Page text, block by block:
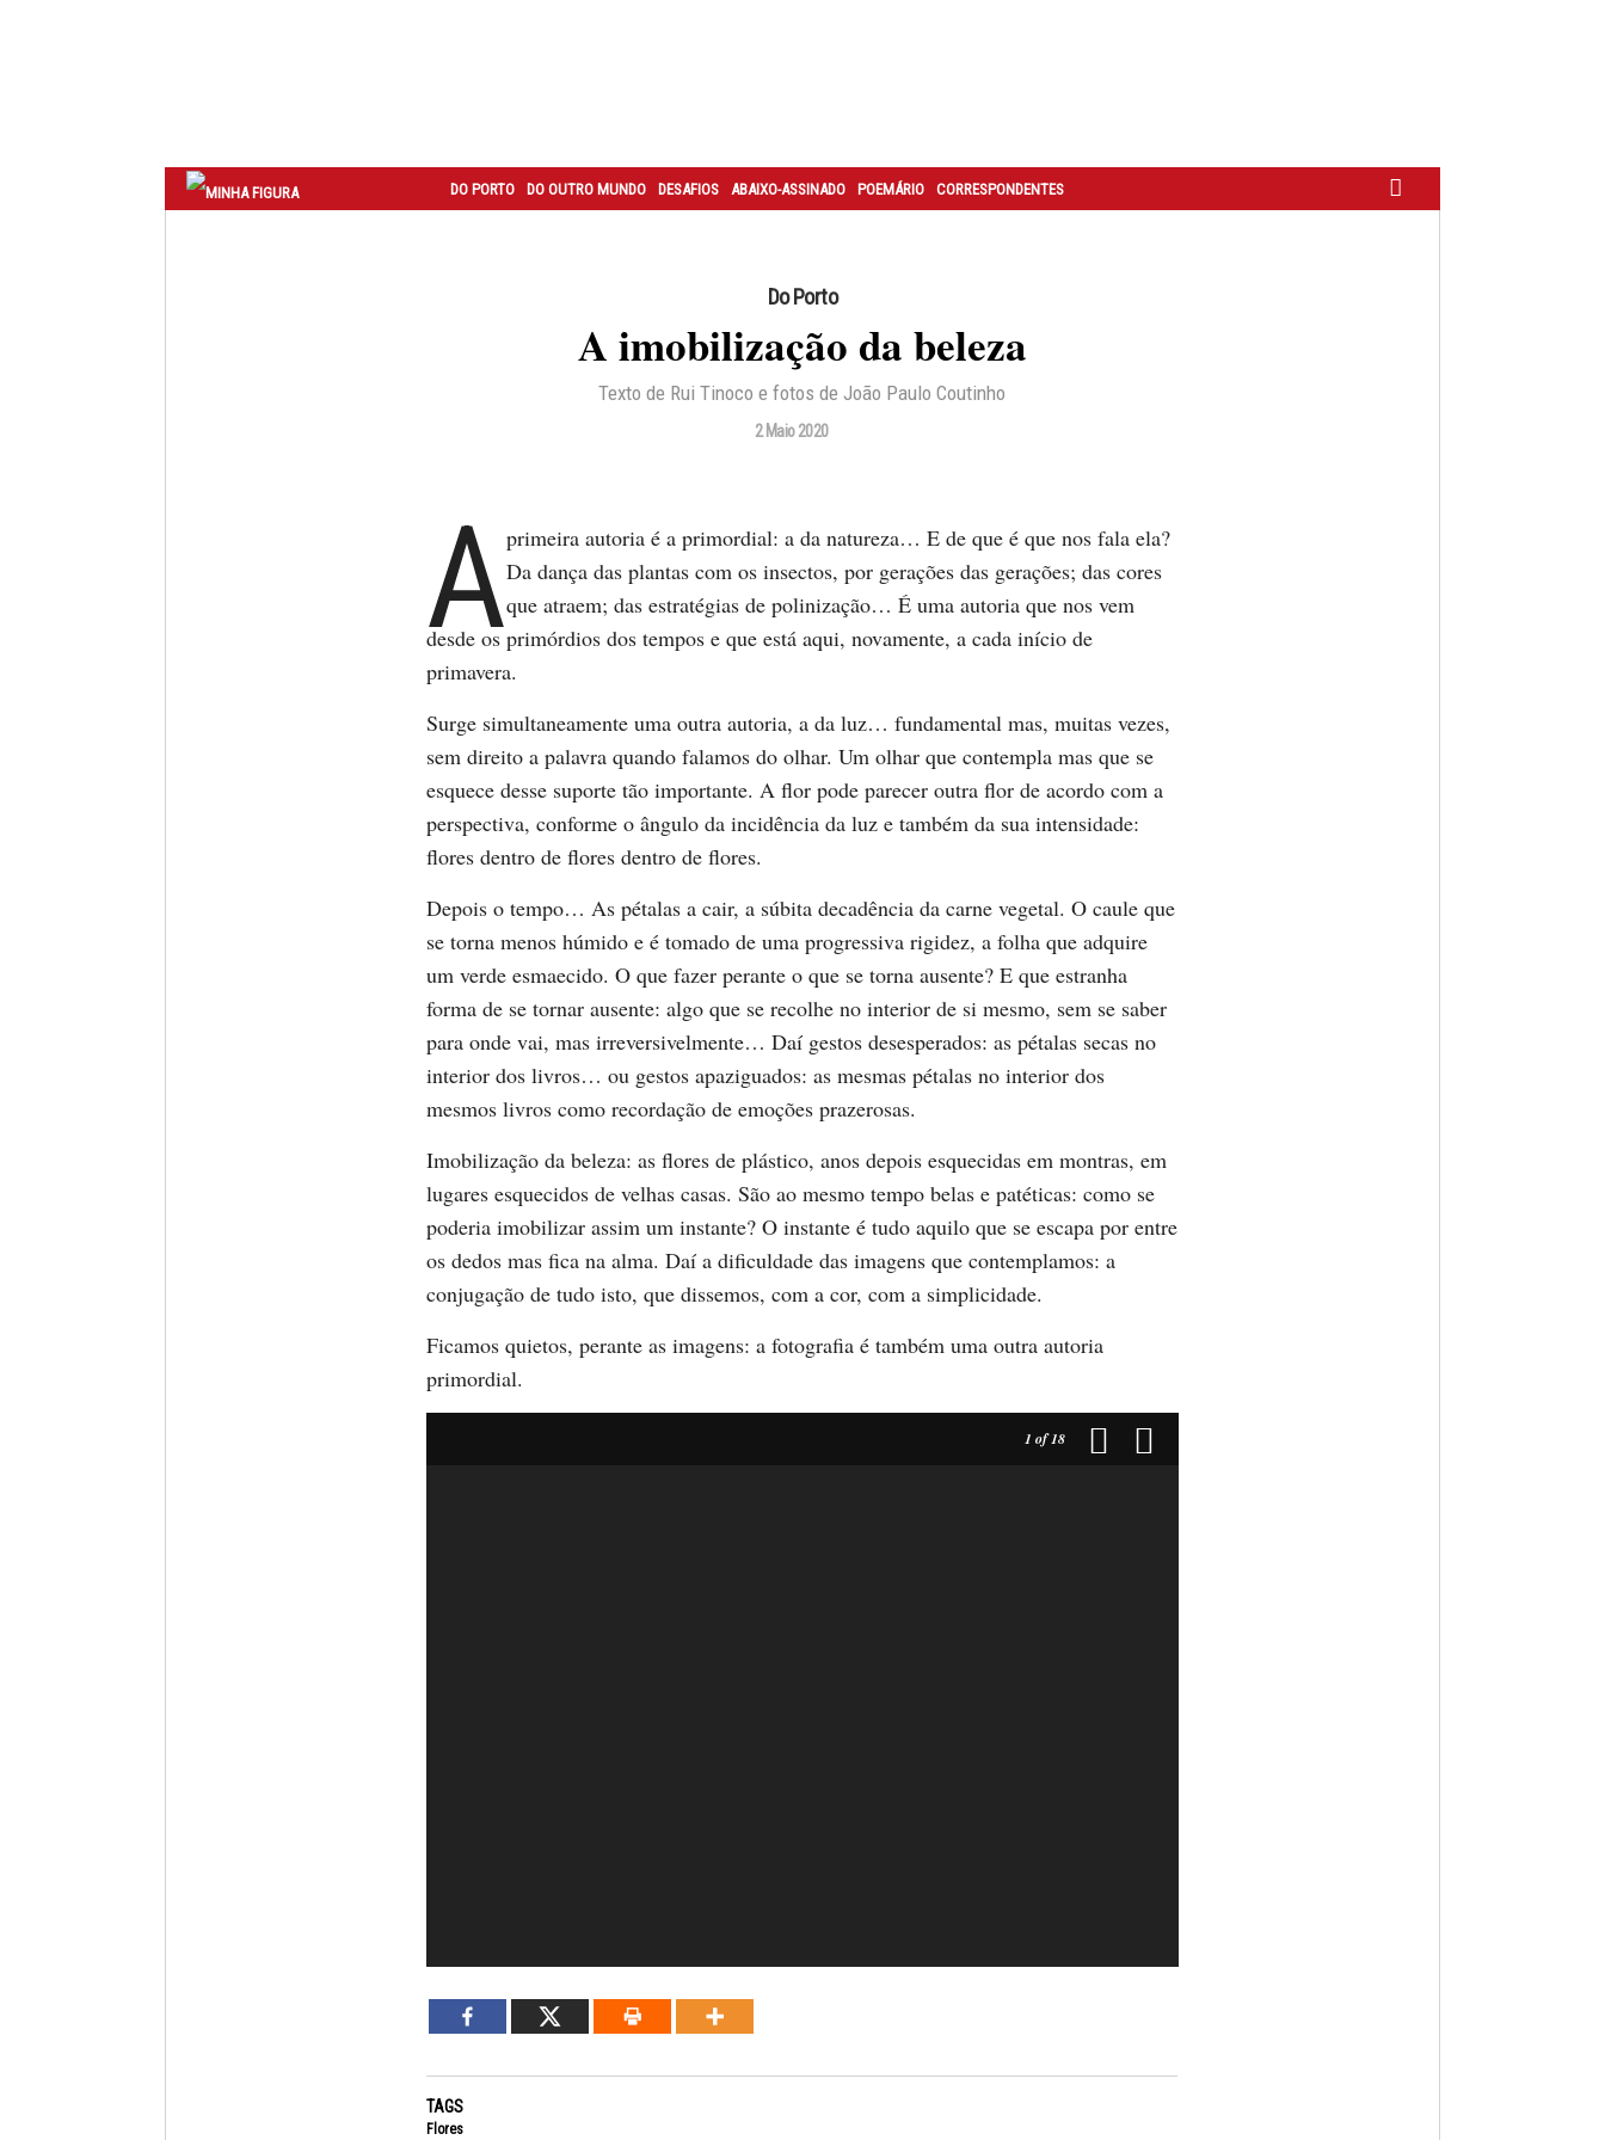
DO PORTO DO OUTRO MUNDO DESAFIOS ABAIXO-ASSINADO POEMÁRIO CORRESPONDENTES
Do Porto
A imobilização da beleza
Texto de Rui Tinoco e fotos de João Paulo Coutinho
2 Maio 2020
Aprimeira autoria é a primordial: a da natureza… E de que é que nos fala ela?
Da dança das plantas com os insectos, por gerações das gerações; das cores
que atraem; das estratégias de polinização… É uma autoria que nos vem
desde os primórdios dos tempos e que está aqui, novamente, a cada início de
primavera.
Surge simultaneamente uma outra autoria, a da luz… fundamental mas, muitas vezes,
sem direito a palavra quando falamos do olhar. Um olhar que contempla mas que se
esquece desse suporte tão importante. A flor pode parecer outra flor de acordo com a
perspectiva, conforme o ângulo da incidência da luz e também da sua intensidade:
flores dentro de flores dentro de flores.
Depois o tempo… As pétalas a cair, a súbita decadência da carne vegetal. O caule que
se torna menos húmido e é tomado de uma progressiva rigidez, a folha que adquire
um verde esmaecido. O que fazer perante o que se torna ausente? E que estranha
forma de se tornar ausente: algo que se recolhe no interior de si mesmo, sem se saber
para onde vai, mas irreversivelmente… Daí gestos desesperados: as pétalas secas no
interior dos livros… ou gestos apaziguados: as mesmas pétalas no interior dos
mesmos livros como recordação de emoções prazerosas.
Imobilização da beleza: as flores de plástico, anos depois esquecidas em montras, em
lugares esquecidos de velhas casas. São ao mesmo tempo belas e patéticas: como se
poderia imobilizar assim um instante? O instante é tudo aquilo que se escapa por entre
os dedos mas fica na alma. Daí a dificuldade das imagens que contemplamos: a
conjugação de tudo isto, que dissemos, com a cor, com a simplicidade.
Ficamos quietos, perante as imagens: a fotografia é também uma outra autoria
primordial.
1 of 18
TAGS
Flores